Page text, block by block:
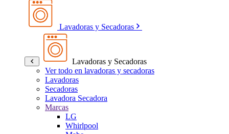
Lavadoras y Secadoras
Lavadoras y Secadoras
Ver todo en lavadoras y secadoras
Lavadoras
Secadoras
Lavadora Secadora
Marcas
LG
Whirlpool